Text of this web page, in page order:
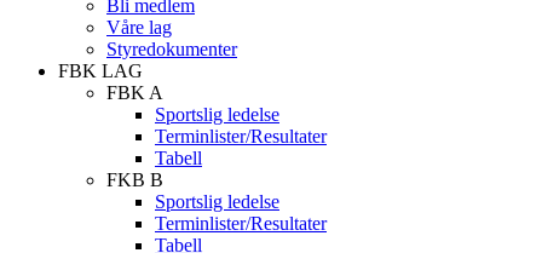
Bli medlem
Våre lag
Styredokumenter
FBK LAG
FBK A
Sportslig ledelse
Terminlister/Resultater
Tabell
FKB B
Sportslig ledelse
Terminlister/Resultater
Tabell